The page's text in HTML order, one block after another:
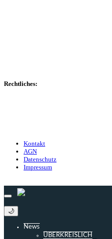
Rechtliches:
Kontakt
AGN
Datenschutz
Impressum
🌙
News
ÜBERKREISLICH